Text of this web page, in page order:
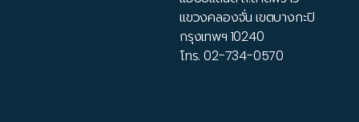
แขวงคลองจั่น เขตบางกะปิ
กรุงเทพฯ 10240
โทร.02-734-0570